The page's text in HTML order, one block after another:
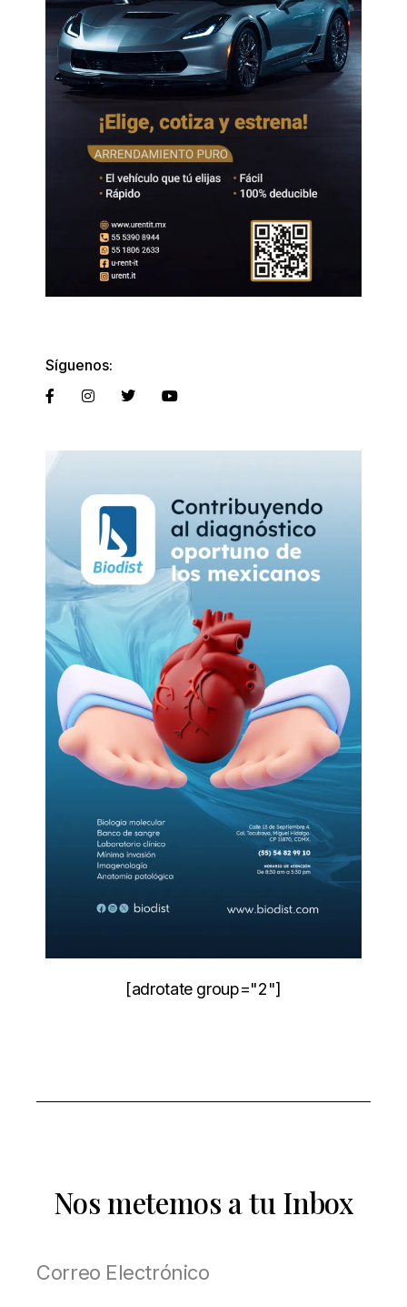
Síguenos:
[adrotate group="2"]
Nos metemos a tu Inbox